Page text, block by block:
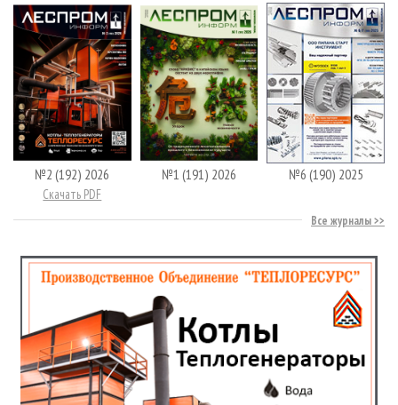
№2 (192) 2026
Скачать PDF
№1 (191) 2026 №6 (190) 2025
Все журналы